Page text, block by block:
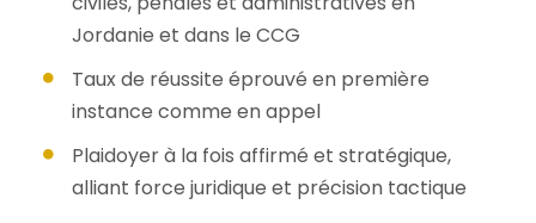
Jordanie et dans le CCG
Taux de réussite éprouvé en première
instance comme en appel
Plaidoyer à la fois affirmé et stratégique,
alliant force juridique et précision tactique